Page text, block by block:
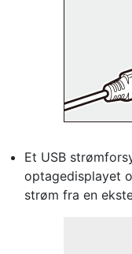
Et USB
optagedisplayet
strøm fra en